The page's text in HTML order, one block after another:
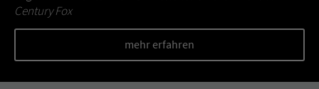
Century Fox
mehr erfahren